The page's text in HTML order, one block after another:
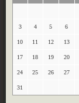
3 4 5 6
10 11 12 13
17 18 19 20
24 25 26 27
31